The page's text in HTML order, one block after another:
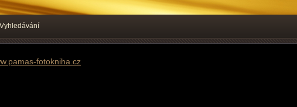
fotokniha.cz
Vyhledávání